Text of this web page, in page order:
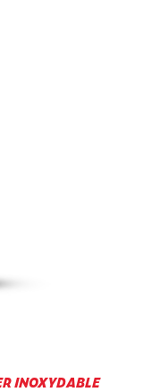
INOXYDABLE